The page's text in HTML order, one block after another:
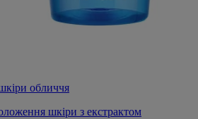
обличчя
шкіри з екстрактом